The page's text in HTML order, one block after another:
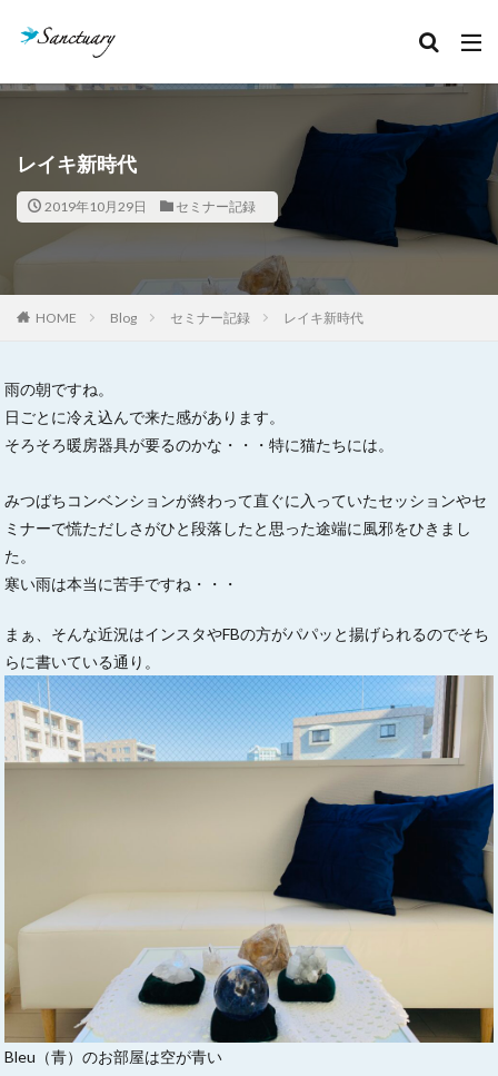
レイキ新時代
2019年10月29日 セミナー記録
HOME Blog セミナー記録 レイキ新時代
雨の朝ですね。
日ごとに冷え込んで来た感があります。
そろそろ暖房器具が要るのかな・・・特に猫たちには。
みつばちコンベンションが終わって直ぐに入っていたセッションやセ
ミナーで慌ただしさがひと段落したと思った途端に風邪をひきまし
た。
寒い雨は本当に苦手ですね・・・
まぁ、そんな近況はインスタやFBの方がパパッと揚げられるのでそち
らに書いている通り。
Bleu（青）のお部屋は空が青い
カテゴリー
タグ
クリスタルあれこれ
セッション記録
ボージャイストーン
天然石
検索